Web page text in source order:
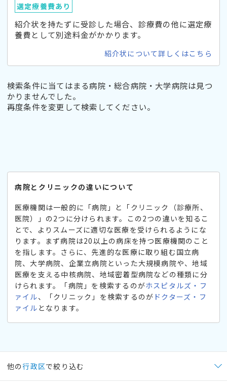
選定療養費あり
紹介状を持たずに受診した場合、診療費の他に選定療
養費として別途料金がかかります。
紹介状について詳しくはこちら
検索条件に当てはまる病院・総合病院・大学病院は見つ
かりませんでした。
再度条件を変更して検索してください。
病院とクリニックの違いについて
医療機関は一般的に「病院」と「クリニック（診療所、
医院）」の2つに分けられます。この2つの違いを知るこ
とで、よりスムーズに適切な医療を受けられるようにな
ります。まず病院は20以上の病床を持つ医療機関のこと
を指します。さらに、先進的な医療に取り組む国立病
院、大学病院、企業立病院といった大規模病院や、地域
医療を支える中核病院、地域密着型病院などの種類に分
けられます。「病院」を検索するのがホスピタルズ・フ
ァイル、「クリニック」を検索するのが ドクターズ・フ
ァイル となります。
他の行政区で絞り込む